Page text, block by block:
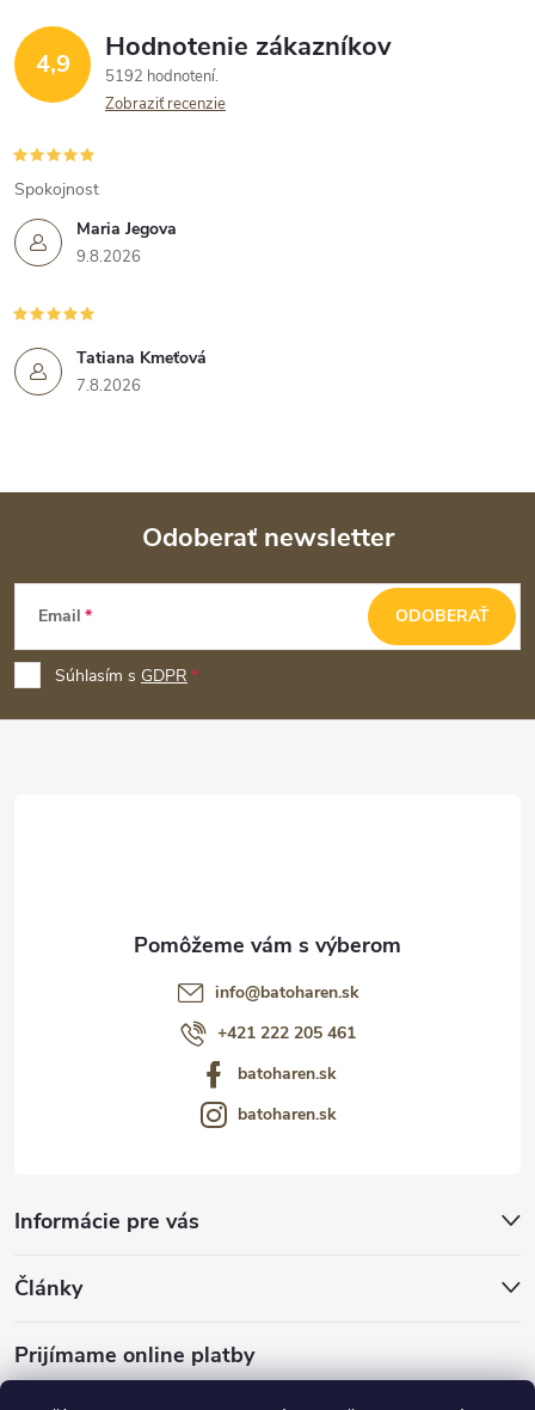
4,9 Hodnotenie zákazníkov
5192 hodnotení
Zobraziť recenzie
Maria Jegova
9.8.2026
Spokojnost
Tatiana Kmeťová
7.8.2026
Z
p
ä
Odoberať newsletter
Email
Súhlasím s GDPR
ODOBERAŤ
Informácie pre vás
Články
Prijímame online platby
info@batoharen.sk
+421 222 205 461
batoharen.sk
batoharen.sk